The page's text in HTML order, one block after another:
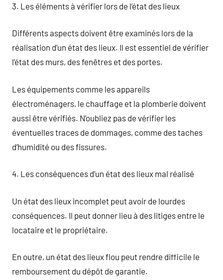
3. Les éléments à vérifier lors de l’état des lieux
Différents aspects doivent être examinés lors de la
réalisation d’un état des lieux. Il est essentiel de vérifier
l’état des murs, des fenêtres et des portes.
Les équipements comme les appareils
électroménagers, le chauffage et la plomberie doivent
aussi être vérifiés. N’oubliez pas de vérifier les
éventuelles traces de dommages, comme des taches
d’humidité ou des fissures.
4. Les conséquences d’un état des lieux mal réalisé
Un état des lieux incomplet peut avoir de lourdes
conséquences. Il peut donner lieu à des litiges entre le
locataire et le propriétaire.
En outre, un état des lieux flou peut rendre difficile le
remboursement du dépôt de garantie.